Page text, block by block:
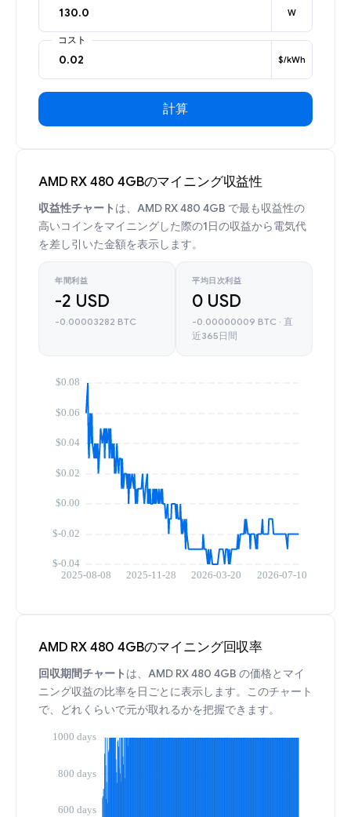
W
コスト
$/kWh
計算
AMD RX 480 4GBのマイニング収益性
収益性チャート は、AMD RX 480 4GB で最も収益性の
高いコインをマイニングした際の1日の収益から電気代
を差し引いた金額を表示します。
年間利益
-2 USD
-0.00003282 BTC
平均日次利益
0 USD
-0.00000009 BTC · 直
近365日間
AMD RX 480 4GBのマイニング回収率
回収期間チャート は、AMD RX 480 4GB の価格とマイ
ニング収益の比率を日ごとに表示します。このチャート
で、どれくらいで元が取れるかを把握できます。